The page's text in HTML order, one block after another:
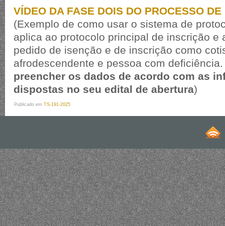
VÍDEO DA FASE DOIS DO PROCESSO
(Exemplo de como usar o sistema de
aplica ao protocolo principal de inscrição e
pedido de isenção e de inscrição como
afrodescendente e pessoa com
preencher os dados de acordo com as
dispostas no seu edital de abertura)
Publicado em TS-191-2025